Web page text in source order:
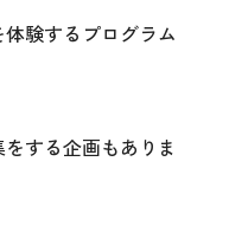
験するプログラム
する企画もありま